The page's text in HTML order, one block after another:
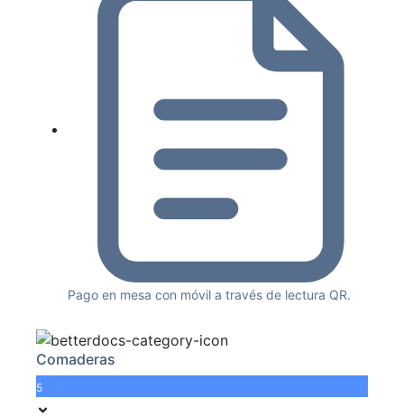
Pago en mesa con móvil a través de lectura QR.
Comaderas
5